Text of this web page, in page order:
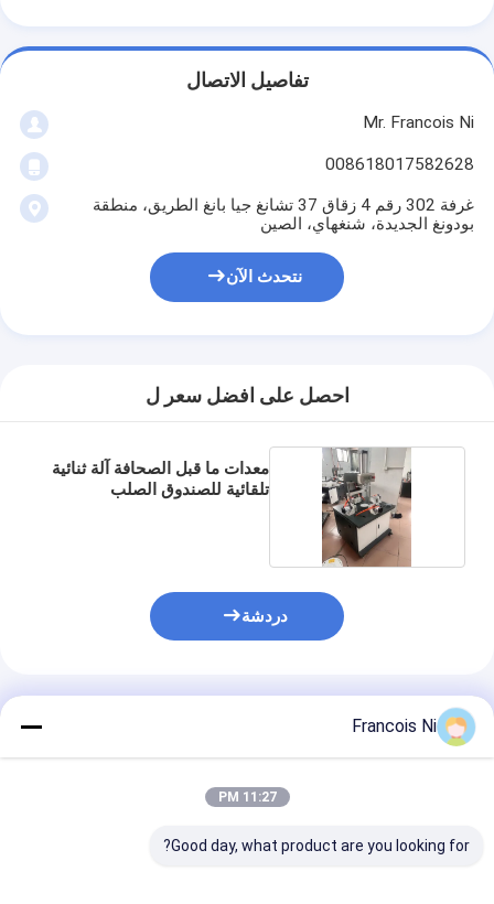
تفاصيل الاتصال
Mr. Francois Ni
008618017582628
غرفة 302 رقم 4 زقاق 37 تشانغ جيا بانغ الطريق، منطقة
بودونغ الجديدة، شنغهاي، الصين
نتحدث الآن
احصل على افضل سعر ل
معدات ما قبل الصحافة آلة ثنائية
تلقائية للصندوق الصلب
دردشة
المنتجات الموصى بها
Francois Ni
11:27 PM
Good day, what product are you looking for?